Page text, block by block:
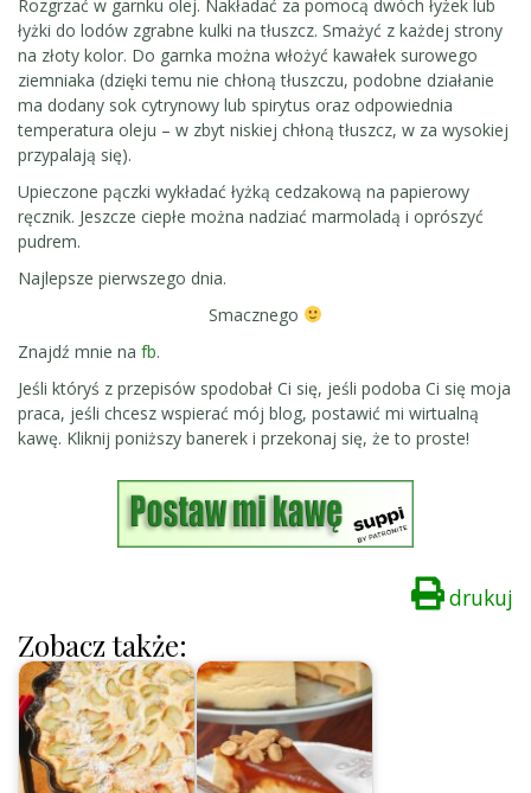
Rozgrzać w garnku olej. Nakładać za pomocą dwóch łyżek lub
łyżki do lodów zgrabne kulki na tłuszcz. Smażyć z każdej strony
na złoty kolor. Do garnka można włożyć kawałek surowego
ziemniaka (dzięki temu nie chłoną tłuszczu, podobne działanie
ma dodany sok cytrynowy lub spirytus oraz odpowiednia
temperatura oleju – w zbyt niskiej chłoną tłuszcz, w za wysokiej
przypalają się).
Upieczone pączki wykładać łyżką cedzakową na papierowy
ręcznik. Jeszcze ciepłe można nadziać marmoladą i oprószyć
pudrem.
Najlepsze pierwszego dnia.
Smacznego
Znajdź mnie na fb.
Jeśli któryś z przepisów spodobał Ci się, jeśli podoba Ci się moja
praca, jeśli chcesz wspierać mój blog, postawić mi wirtualną
kawę. Kliknij poniższy banerek i przekonaj się, że to proste!
drukuj
Zobacz także: